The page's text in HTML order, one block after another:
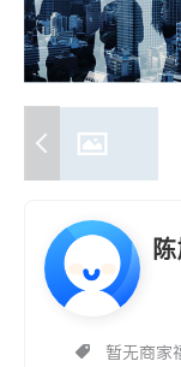
暂无商家